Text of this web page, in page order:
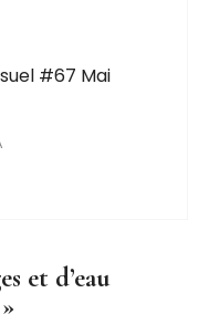
#67 Mai
et d’eau
»